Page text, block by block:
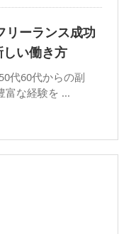
リーランス成功
い働き方
代60代からの副
富な経験を ...